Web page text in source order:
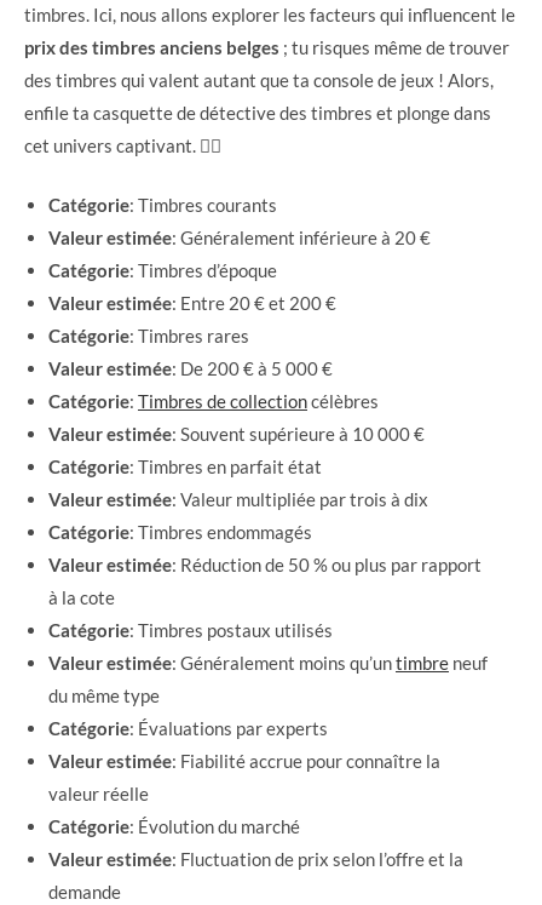
timbres. Ici, nous allons explorer les facteurs qui influencent le
prix des timbres anciens belges ; tu risques même de trouver
des timbres qui valent autant que ta console de jeux ! Alors,
enfile ta casquette de détective des timbres et plonge dans
cet univers captivant. 🕵️‍♂️
Catégorie: Timbres courants
Valeur estimée: Généralement inférieure à 20 €
Catégorie: Timbres d’époque
Valeur estimée: Entre 20 € et 200 €
Catégorie: Timbres rares
Valeur estimée: De 200 € à 5 000 €
Catégorie: Timbres de collectioncélèbres
Valeur estimée: Souvent supérieure à 10 000 €
Catégorie: Timbres en parfait état
Valeur estimée: Valeur multipliée par trois à dix
Catégorie: Timbres endommagés
Valeur estimée: Réduction de 50 % ou plus par rapport
à la cote
Catégorie: Timbres postaux utilisés
Valeur estimée: Généralement moins qu’untimbre neuf
du même type
Catégorie: Évaluations par experts
Valeur estimée: Fiabilité accrue pour connaître la
valeur réelle
Catégorie: Évolution du marché
Valeur estimée: Fluctuation de prix selon l’offre et la
demande